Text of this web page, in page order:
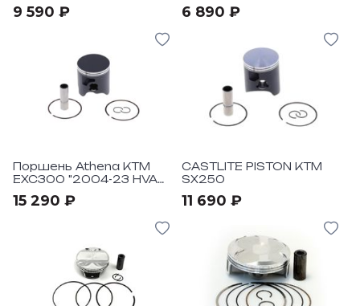
9 590 ₽ 6 890 ₽
Поршень Athena KTM
EXC300 "2004-23 HVA
15 290 ₽
CASTLITE PISTON KTM
SX250
11 690 ₽